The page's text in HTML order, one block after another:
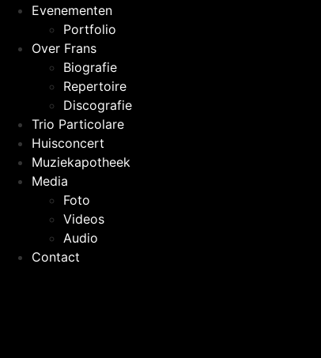
Evenementen
Portfolio
Over Frans
Biografie
Repertoire
Discografie
Trio Particolare
Huisconcert
Muziekapotheek
Media
Foto
Videos
Audio
Contact